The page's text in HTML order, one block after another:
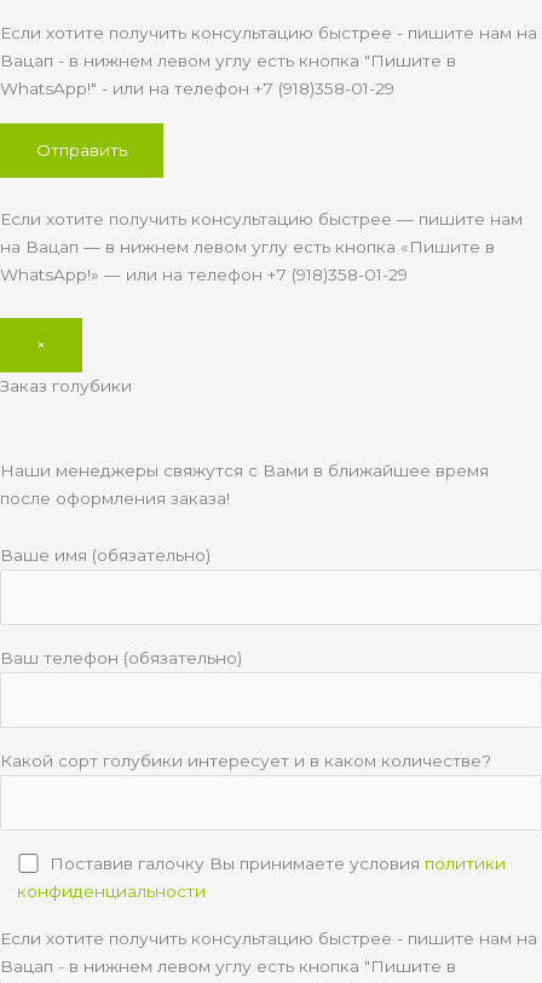
Если хотите получить консультацию быстрее - пишите нам на
Вацап - в нижнем левом углу есть кнопка "Пишите в
WhatsApp!" - или на телефон +7 (918)358-01-29
Если хотите получить консультацию быстрее — пишите нам
на Вацап — в нижнем левом углу есть кнопка «Пишите в
WhatsApp!» — или на телефон +7 (918)358-01-29
×
Заказ голубики
Наши менеджеры свяжутся с Вами в ближайшее время
после оформления заказа!
Ваше имя (обязательно)
Ваш телефон (обязательно)
Какой сорт голубики интересует и в каком количестве?
Поставив галочку Вы принимаете условия политики
конфиденциальности
Если хотите получить консультацию быстрее - пишите нам на
Вацап - в нижнем левом углу есть кнопка "Пишите в